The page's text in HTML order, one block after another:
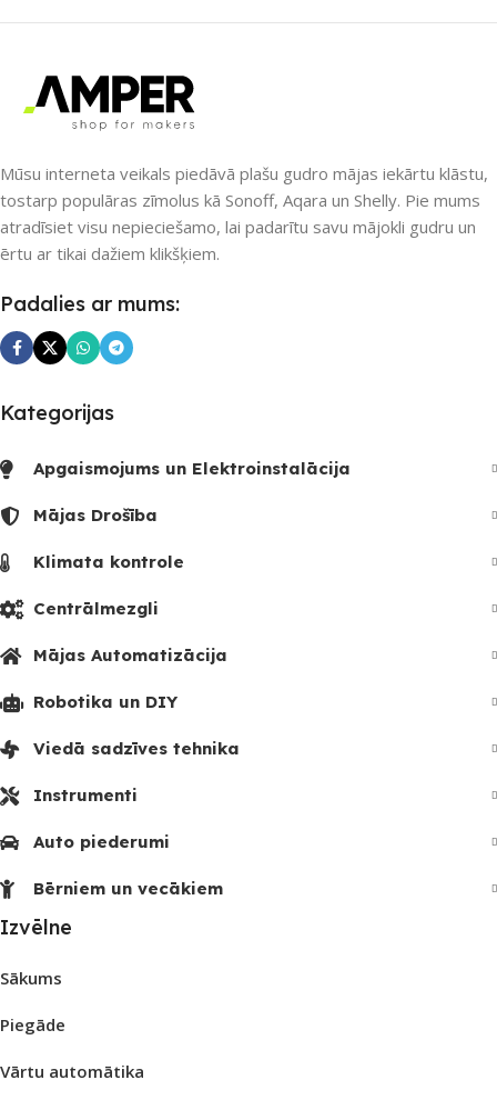
UZREIZ PIEEJAMAIS
3
Nē
UZREIZ PIEEJAMAIS
Mūsu interneta veikals piedāvā plašu gudro mājas iekārtu klāstu,
tostarp populāras zīmolus kā Sonoff, Aqara un Shelly. Pie mums
atradīsiet visu nepieciešamo, lai padarītu savu mājokli gudru un
ērtu ar tikai dažiem klikšķiem.
Padalies ar mums:
Kategorijas
Apgaismojums un Elektroinstalācija
Mājas Drošība
Klimata kontrole
Centrālmezgli
Mājas Automatizācija
Robotika un DIY
Viedā sadzīves tehnika
Instrumenti
Auto piederumi
Bērniem un vecākiem
Izvēlne
Sākums
Piegāde
Vārtu automātika